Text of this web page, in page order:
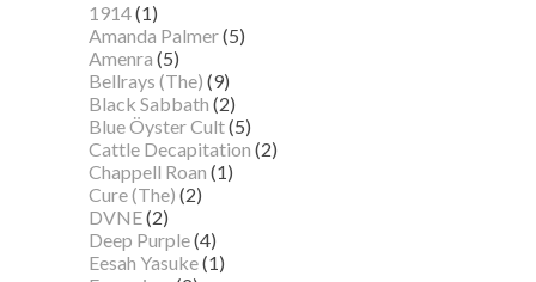
1914(1)
Amanda Palmer(5)
Amenra (5)
Bellrays (The) (9)
Black Sabbath (2)
Blue Öyster Cult(5)
Cattle Decapitation (2)
Chappell Roan (1)
Cure (The) (2)
DVNE(2)
Deep Purple(4)
Eesah Yasuke(1)